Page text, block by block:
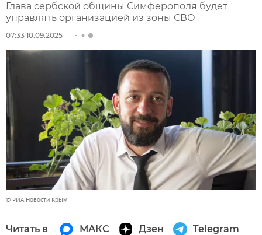
Глава сербской общины Симферополя будет
управлять организацией из зоны СВО
07:33 10.09.2025
© РИА Новости Крым
Читать в МАКС Дзен Telegram